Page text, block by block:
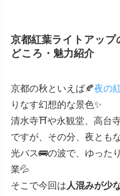
京都紅葉ライトアッ
どころ・魅力紹介
京都の秋といえば🍂夜の
りなす幻想的な景色✨
清水寺⛩や永観堂、高台
ですが、その分、夜とも
光バス🚌の波で、ゆった
業💦
そこで今回は人混みが少